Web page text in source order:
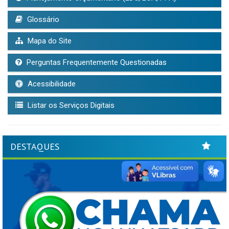
Glossário
Mapa do Site
Perguntas Frequentemente Questionadas
Acessibilidade
Listar os Serviços Digitais
DESTAQUES